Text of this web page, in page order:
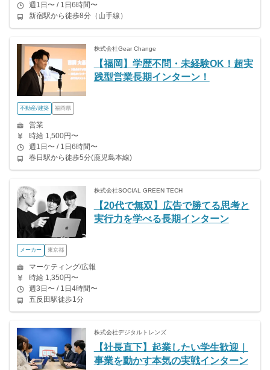
週1日〜 / 1日6時間〜
新宿駅から徒歩8分（山手線）
株式会社Gear Change
【福岡】学歴不問・未経験OK！超実
践型営業長期インターン！
不動産/建築 福岡県
営業
時給 1,500円〜
週1日〜 / 1日6時間〜
春日駅から徒歩5分(鹿児島本線)
株式会社SOCIAL GREEN TECH
【20代で無双】広告で勝てる思考と
実行力を学べる長期インターン
メーカー 東京都
マーケティング/広報
時給 1,350円〜
週3日〜 / 1日4時間〜
五反田駅徒歩1分
株式会社デジタルトレンズ
【社長直下】起業したい学生歓迎｜
事業を動かす本気の実戦インターン